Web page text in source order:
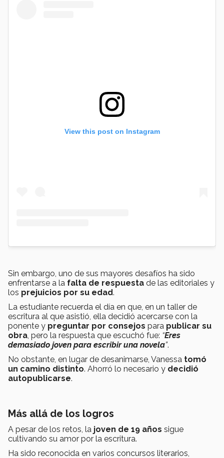
View this post on Instagram
Sin embargo, uno de sus mayores desafíos ha sido
enfrentarse a la falta de respuesta de las editoriales y
los prejuicios por su edad.
La estudiante recuerda el día en que, en un taller de
escritura al que asistió, ella decidió acercarse con la
ponente y preguntar por consejos para publicar su
obra, pero la respuesta que escuchó fue: “Eres
demasiado joven para escribir una novela”.
No obstante, en lugar de desanimarse, Vanessa tomó
un camino distinto. Ahorró lo necesario y decidió
autopublicarse.
Más allá de los logros
A pesar de los retos, la joven de 19 años sigue
cultivando su amor por la escritura.
Ha sido reconocida en varios concursos literarios,